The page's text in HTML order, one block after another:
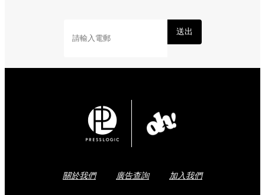
送出
關於我們 廣告查詢 加入我們